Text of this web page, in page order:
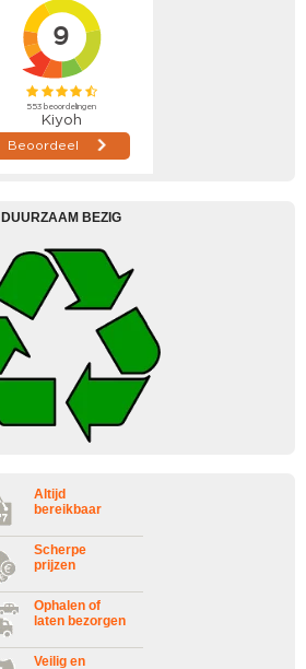
DUURZAAM BEZIG
Altijd
bereikbaar
Scherpe
prijzen
Ophalen of
laten bezorgen
Veilig en